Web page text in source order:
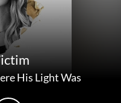
His Light Was